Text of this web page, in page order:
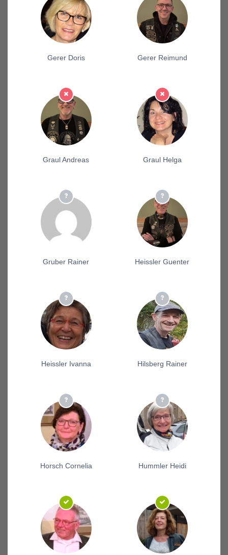
Gerer Doris Gerer Reimund
Graul Andreas Graul Helga
Gruber Rainer Heissler Guenter
Heissler Ivanna Hilsberg Rainer
Horsch Cornelia Hummler Heidi